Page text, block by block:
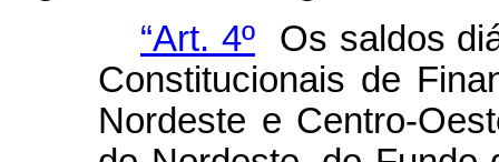
“Art. 4ºOs saldos
Constitucionais de
Nordeste e Centro-